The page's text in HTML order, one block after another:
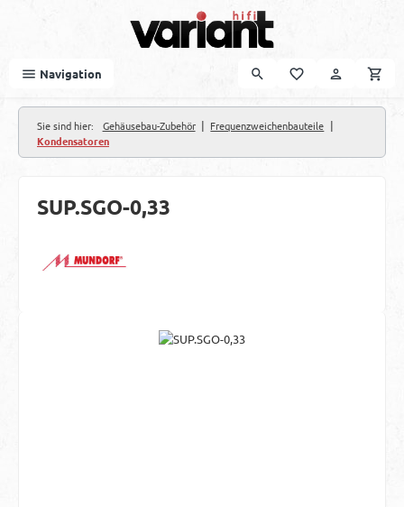
Navigation
Sie sind hier: Gehäusebau-Zubehör | Frequenzweichenbauteile |
Kondensatoren
SUP.SGO-0,33
Bildergalerie überspringen